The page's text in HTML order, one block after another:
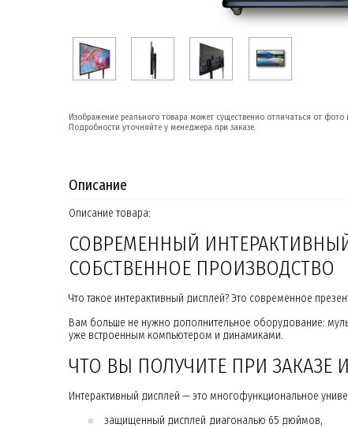
Изображение реального товара может существенно отличаться от фото
Подробности уточняйте у менеджера при заказе.
Описание
Описание товара:
СОВРЕМЕННЫЙ
СОБСТВЕННОЕ ПРОИЗВОДСТВО
Что такое интерактивный дисплей? Это современное
Вам больше не нужно дополнительное оборудование:
уже встроенным компьютером и динамиками.
ЧТО ВЫ ПОЛУЧИТЕ ПРИ ЗАКАЗЕ
Интерактивный дисплей — это многофункциональное
защищенный дисплей диагональю 65 дюймов,